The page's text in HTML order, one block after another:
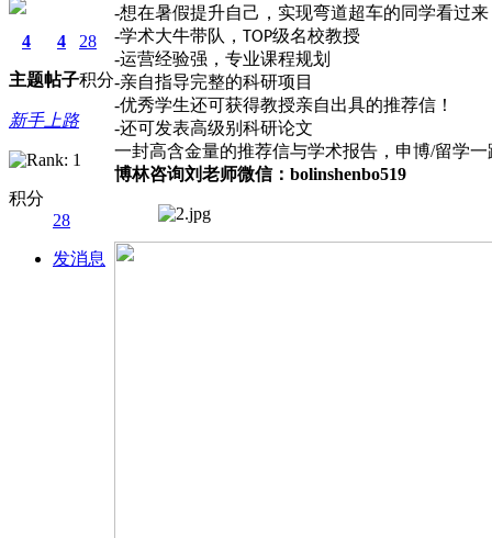
4
主题
4
帖子
28
积分
新手上路
积分
28
发消息
-想在暑假提升自己，实现弯道超车的同学看过
-学术大牛带队， TOP级名校教授
-运营经验强，专业课程规划
-亲自指导完整的科研项目
-优秀学生还可获得教授亲自出具的推荐信！
-还可发表高级别科研论文
一封高含金量的推荐信与学术报告，申博/留学一
博林咨询刘老师微信： bolinshenbo519